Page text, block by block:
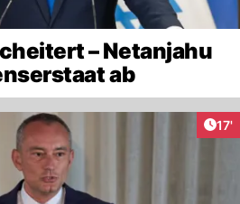
– Netanjahu
ab
17'